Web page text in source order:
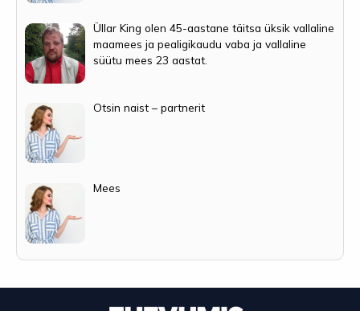
Üllar King olen 45-aastane täitsa üksik vallaline
maamees ja pealigikaudu vaba ja vallaline
süütu mees 23 aastat.
Otsin naist – partnerit
Mees